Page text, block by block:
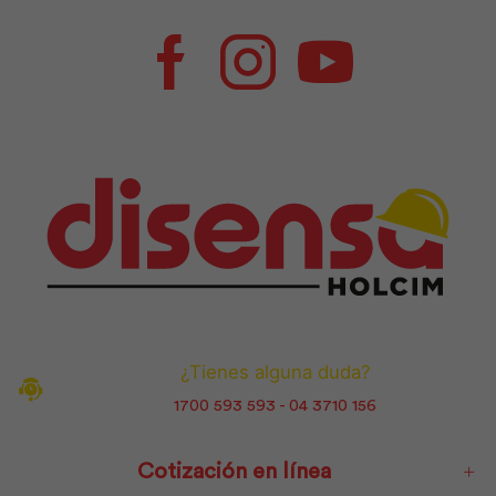
FacebookInstagramYoutube
¿Tienes alguna duda?
1700 593 593 - 04 3710 156
Cotización en línea